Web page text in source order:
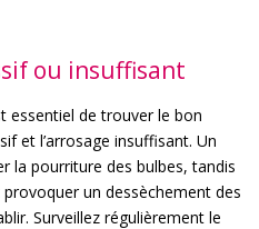
ou insuffisant
essentiel de trouver le bon
et l’arrosage insuffisant. Un
la pourriture des bulbes, tandis
un dessèchement des
Surveillez régulièrement le